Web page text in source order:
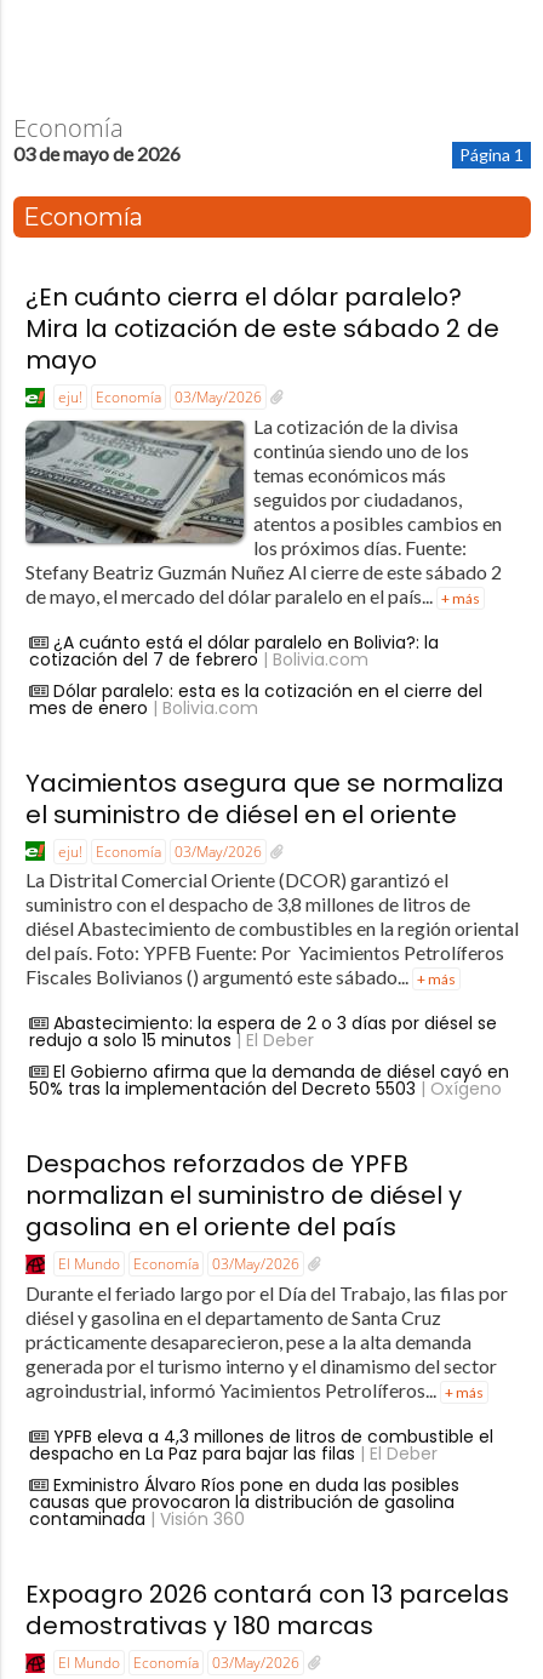
Economía
03 de mayo de 2026 Página 1
Economía
¿En cuánto cierra el dólar paralelo?
Mira la cotización de este sábado 2 de
mayo
eju! Economía 03/May/2026
La cotización de la divisa
continúa siendo uno de los
temas económicos más
seguidos por ciudadanos,
atentos a posibles cambios en
los próximos días. Fuente:
Stefany Beatriz Guzmán Nuñez Al cierre de este sábado 2
de mayo, el mercado del dólar paralelo en el país...
+ más
¿A cuánto está el dólar paralelo en Bolivia?: la
cotización del 7 de febrero | Bolivia.com
Dólar paralelo: esta es la cotización en el cierre del
mes de enero | Bolivia.com
Yacimientos asegura que se normaliza
el suministro de diésel en el oriente
eju! Economía 03/May/2026
La Distrital Comercial Oriente (DCOR) garantizó el
suministro con el despacho de 3,8 millones de litros de
diésel Abastecimiento de combustibles en la región oriental
del país. Foto: YPFB Fuente: Por Yacimientos Petrolíferos
Fiscales Bolivianos () argumentó este sábado... + más
Abastecimiento: la espera de 2 o 3 días por diésel se
redujo a solo 15 minutos | El Deber
El Gobierno afirma que la demanda de diésel cayó en
50% tras la implementación del Decreto 5503 | Oxígeno
Despachos reforzados de YPFB
normalizan el suministro de diésel y
gasolina en el oriente del país
El Mundo Economía 03/May/2026
Durante el feriado largo por el Día del Trabajo, las filas por
diésel y gasolina en el departamento de Santa Cruz
prácticamente desaparecieron, pese a la alta demanda
generada por el turismo interno y el dinamismo del sector
agroindustrial, informó Yacimientos Petrolíferos... + más
YPFB eleva a 4,3 millones de litros de combustible el
despacho en La Paz para bajar las filas | El Deber
Exministro Álvaro Ríos pone en duda las posibles
causas que provocaron la distribución de gasolina
contaminada | Visión 360
Expoagro 2026 contará con 13 parcelas
demostrativas y 180 marcas
El Mundo Economía 03/May/2026